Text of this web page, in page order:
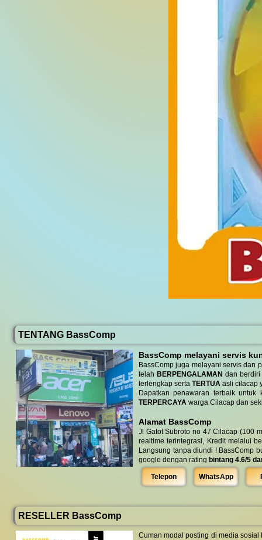
TENTANG BassComp
BassComp melayani servis
BassComp juga melayani servis dan
telah BERPENGALAMAN dan berdiri
terlengkap serta TERTUA asli cilacap
Dapatkan penawaran terbaik
TERPERCAYA warga Cilacap dan
Alamat BassComp
Jl Gatot Subroto no 47 Cilacap (100
realtime terintegrasi, Kredit melalui
Langsung tanpa diundi ! BassComp
google dengan rating bintang 4.6/5
Telepon WhatsApp
RESELLER BassComp
Cuman modal posting di media